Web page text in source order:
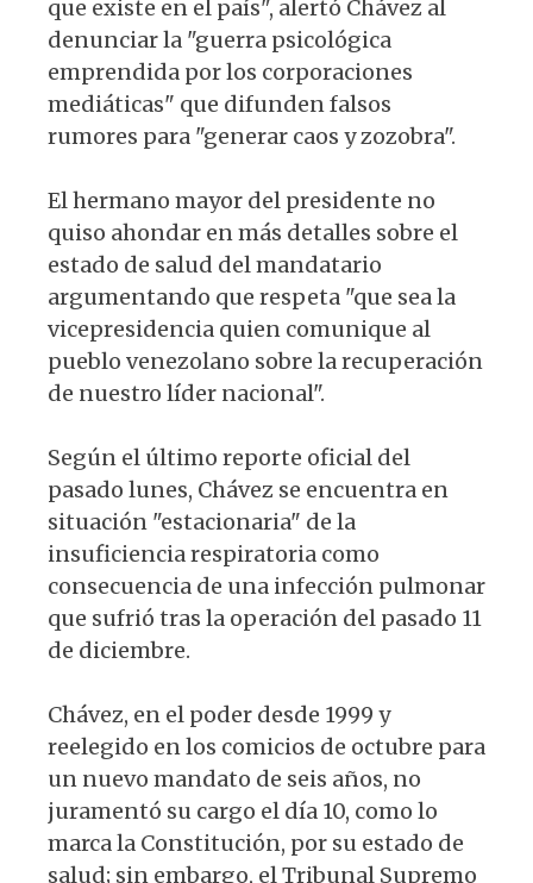
que existe en el país", alertó Chávez al
denunciar la "guerra psicológica
emprendida por los corporaciones
mediáticas" que difunden falsos
rumores para "generar caos y zozobra".
El hermano mayor del presidente no
quiso ahondar en más detalles sobre el
estado de salud del mandatario
argumentando que respeta "que sea la
vicepresidencia quien comunique al
pueblo venezolano sobre la recuperación
de nuestro líder nacional".
Según el último reporte oficial del
pasado lunes, Chávez se encuentra en
situación "estacionaria" de la
insuficiencia respiratoria como
consecuencia de una infección pulmonar
que sufrió tras la operación del pasado 11
de diciembre.
Chávez, en el poder desde 1999 y
reelegido en los comicios de octubre para
un nuevo mandato de seis años, no
juramentó su cargo el día 10, como lo
marca la Constitución, por su estado de
salud; sin embargo, el Tribunal Supremo